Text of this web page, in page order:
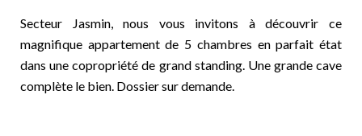
Secteur Jasmin, nous vous invitons à découvrir ce
magnifique appartement de 5 chambres en parfait état
dans une copropriété de grand standing. Une grande cave
complète le bien. Dossier sur demande.